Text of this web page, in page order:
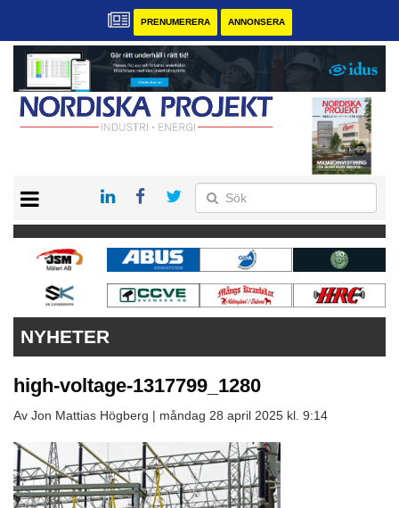
PRENUMERERA ANNONSERA
KONTAKT
VÅRA ANDRA MAGASIN
PRENUMERERA
ANNONSERA
NYHETER
high-voltage-1317799_1280
Av Jon Mattias Högberg | måndag 28 april 2025 kl. 9:14